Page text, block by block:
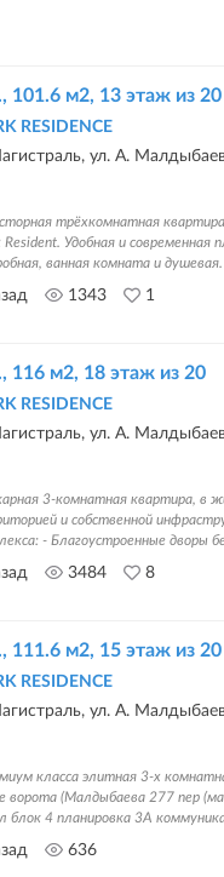
101.6 м2, 13 этаж из 20
RESIDENCE
ул. А.
трёхкомнатная
Удобная и современная
ванная комната и
1343 1
116 м2, 18 этаж из 20
RESIDENCE
ул. А.
3-комнатная квартира, в
и собственной
- Благоустроенные дворы
3484 8
111.6 м2, 15 этаж из 20
RESIDENCE
ул. А.
класса элитная 3-х
ворота (Малдыбаева 277 пер
блок 4 планировка 3А
636